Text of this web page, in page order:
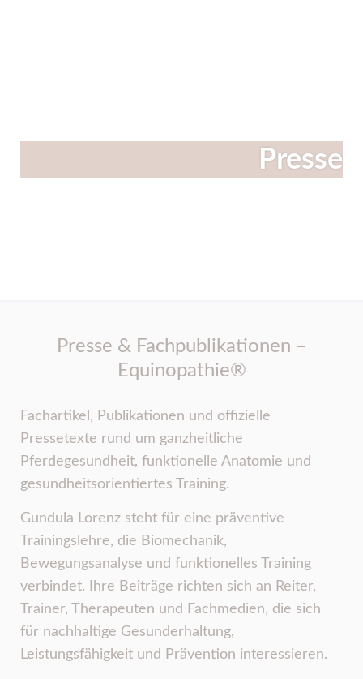
Presse
Presse & Fachpublikationen –
Equinopathie®
Fachartikel, Publikationen und offizielle
Pressetexte rund um ganzheitliche
Pferdegesundheit, funktionelle Anatomie und
gesundheitsorientiertes Training.
Gundula Lorenz steht für eine präventive
Trainingslehre, die Biomechanik,
Bewegungsanalyse und funktionelles Training
verbindet. Ihre Beiträge richten sich an Reiter,
Trainer, Therapeuten und Fachmedien, die sich
für nachhaltige Gesunderhaltung,
Leistungsfähigkeit und Prävention interessieren.